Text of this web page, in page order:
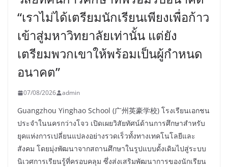
“เราไม่ได้เตรียมนักเรียนเพียงเพื่อก้าว
เข้าสู่มหาวิทยาลัยเท่านั้น แต่ยัง
เตรียมพวกเขาให้พร้อมเป็นผู้กำหนด
อนาคต”
07/08/2026 admin
Guangzhou Yinghao School (广州英豪学校) โรงเรียนเอกชน
ประจำในนครกว่างโจว เปิดเผยวิสัยทัศน์ด้านการศึกษาสำหรับ
ยุคแห่งการเปลี่ยนแปลงอย่างรวดเร็วทั้งทางเทคโนโลยีและ
สังคม โดยมุ่งพัฒนาจากสถานศึกษาในรูปแบบดั้งเดิมไปสู่ระบบ
นิเวศการเรียนรู้ที่ครอบคลุม ซึ่งส่งเสริมพัฒนาการของนักเรียน